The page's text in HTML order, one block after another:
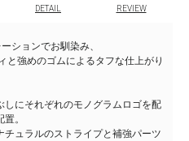
DETAIL REVIEW
ションでお馴染み、
と強めのゴムによるタフな仕上がり
しにそれぞれのモノグラムロゴを配
。
ュラルのストライプと補強パーツ